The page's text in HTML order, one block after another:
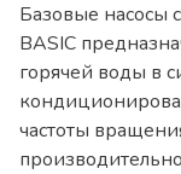
Базовые насосы
BASIC
горячей воды в
частоты